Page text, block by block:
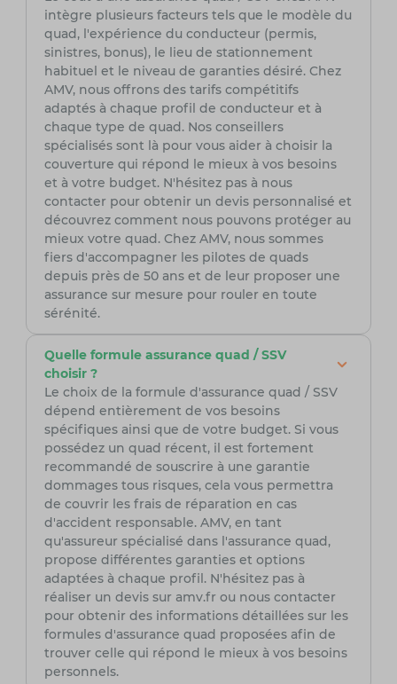
intègre plusieurs facteurs tels que le modèle du
quad, l'expérience du conducteur (permis,
sinistres, bonus), le lieu de stationnement
habituel et le niveau de garanties désiré. Chez
AMV, nous offrons des tarifs compétitifs
adaptés à chaque profil de conducteur et à
chaque type de quad. Nos conseillers
spécialisés sont là pour vous aider à choisir la
couverture qui répond le mieux à vos besoins
et à votre budget. N'hésitez pas à nous
contacter pour obtenir un devis personnalisé et
découvrez comment nous pouvons protéger au
mieux votre quad. Chez AMV, nous sommes
fiers d'accompagner les pilotes de quads
depuis près de 50 ans et de leur proposer une
assurance sur mesure pour rouler en toute
sérénité.
Quelle formule assurance quad / SSV
choisir ?
Le choix de la formule d'assurance quad / SSV
dépend entièrement de vos besoins
spécifiques ainsi que de votre budget. Si vous
possédez un quad récent, il est fortement
recommandé de souscrire à une garantie
dommages tous risques, cela vous permettra
de couvrir les frais de réparation en cas
d'accident responsable. AMV, en tant
qu'assureur spécialisé dans l'assurance quad,
propose différentes garanties et options
adaptées à chaque profil. N'hésitez pas à
réaliser un devis sur amv.fr ou nous contacter
pour obtenir des informations détaillées sur les
formules d'assurance quad proposées afin de
trouver celle qui répond le mieux à vos besoins
personnels.